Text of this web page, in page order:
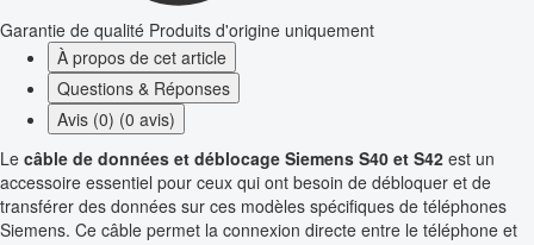
Garantie de qualité Produits d'origine uniquement
À propos de cet article
Questions & Réponses
Avis (0) (0 avis)
Le câble de données et déblocage Siemens S40 et S42 est un
accessoire essentiel pour ceux qui ont besoin de débloquer et de
transférer des données sur ces modèles spécifiques de téléphones
Siemens. Ce câble permet la connexion directe entre le téléphone et